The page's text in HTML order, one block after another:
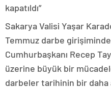
kapatıldı”
Sakarya Valisi Yaşar
Temmuz darbe
Cumhurbaşkanı Recep
üzerine büyük bir
darbeler tarihinin bir daha